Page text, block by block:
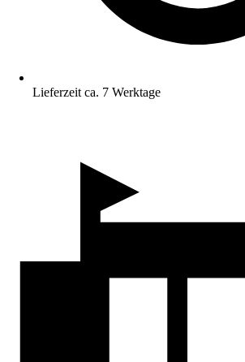
Lieferzeit ca. 7 Werktage